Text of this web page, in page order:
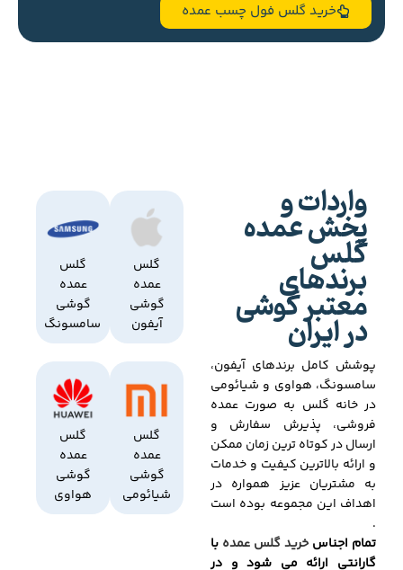
خرید گلس فول چسب عمده
واردات و
پخش عمده
گلس
برندهای
معتبر گوشی
در ایران
پوشش کامل برندهای آیفون،
سامسونگ، هواوی و شیائومی
در خانه گلس به صورت عمده
فروشی، پذیرش سفارش و
ارسال در کوتاه ترین زمان ممکن
و ارائه بالاترین کیفیت و خدمات
به مشتریان عزیز همواره در
اهداف این مجموعه بوده است
.
تمام اجناسخرید گلس عمده با
گارانتی ارائه می شود و در
گلس
عمده
گوشی
آیفون
گلس
عمده
گوشی
سامسونگ
گلس
عمده
گوشی
شیائومی
گلس
عمده
گوشی
هواوی